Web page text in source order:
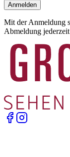
Anmelden
Mit der Anmeldung
Abmeldung